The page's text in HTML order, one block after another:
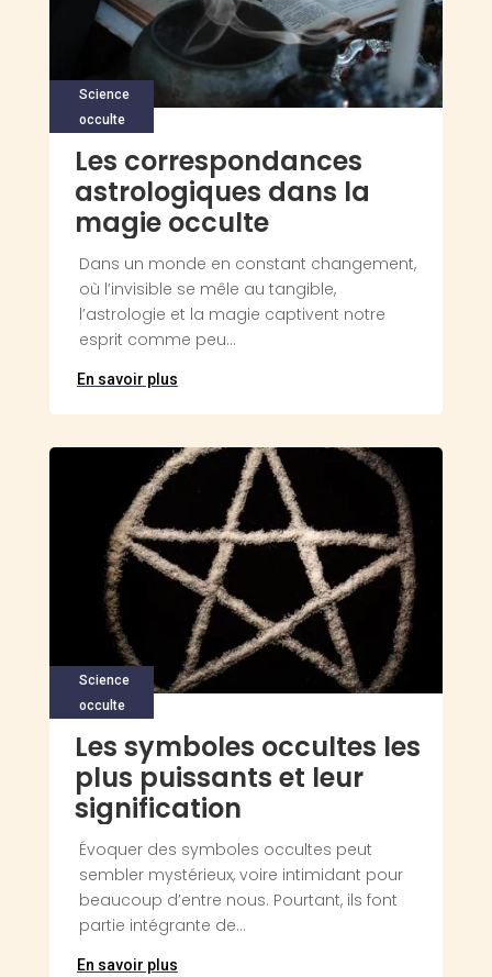
Science
occulte
Les correspondances
astrologiques dans la
magie occulte
Dans un monde en constant changement,
où l’invisible se mêle au tangible,
l’astrologie et la magie captivent notre
esprit comme peu...
En savoir plus
Science
occulte
Les symboles occultes les
plus puissants et leur
signification
Évoquer des symboles occultes peut
sembler mystérieux, voire intimidant pour
beaucoup d’entre nous. Pourtant, ils font
partie intégrante de...
En savoir plus